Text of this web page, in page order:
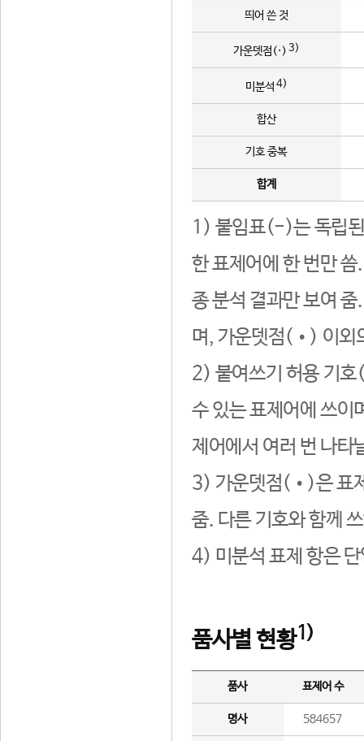
띄어 쓴 것
가운뎃점(·) 3)
미분석 4)
합산
기호 중복
합계
1) 붙임표(-)는 독립된
한 표제어에 한 번만
종 분석 결과만 보여
며, 가운뎃점(•) 이외
2) 붙여쓰기 허용 기호
수 있는 표제어에 쓰이
제어에서 여러 번 나타
3) 가운뎃점(•)은 표
줌. 다른 기호와 함께
4) 미분석 표제 항은
품사별 현황1)
품사 표제어 수
명사 584657